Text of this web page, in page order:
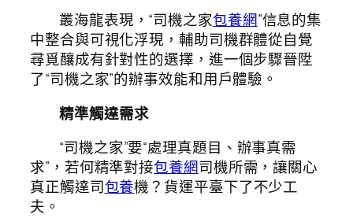
叢海龍表現，“司機之家包養網”信息的集
中整合與可視化浮現，輔助司機群體從自覺
尋覓釀成有針對性的選擇，進一個步驟晉陞
了“司機之家”的辦事效能和用戶體驗。
精準觸達需求
“司機之家”要“處理真題目、辦事真需
求”，若何精準對接包養網司機所需，讓關心
真正觸達司包養機？貨運平臺下了不少工
夫。